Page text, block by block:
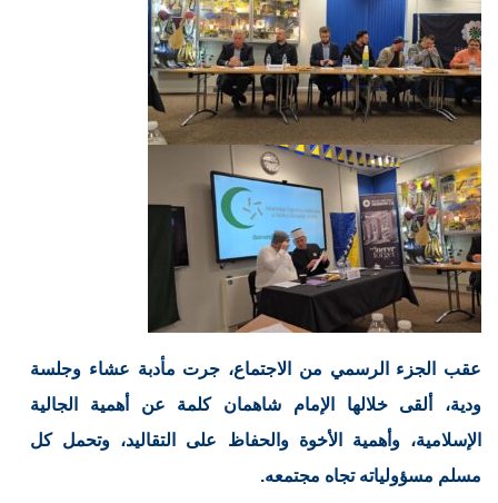
عقب الجزء الرسمي من الاجتماع، جرت مأدبة عشاء وجلسة
ودية، ألقى خلالها الإمام شاهمان كلمة عن أهمية الجالية
الإسلامية، وأهمية الأخوة والحفاظ على التقاليد، وتحمل كل
مسلم مسؤولياته تجاه مجتمعه.